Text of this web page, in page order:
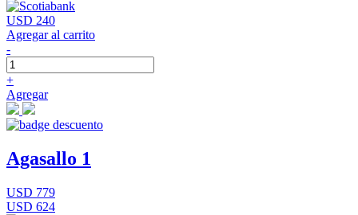
USD 240
Agregar al carrito
-
+
Agregar
Agasallo 1
USD 779
USD 624